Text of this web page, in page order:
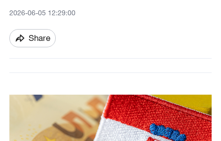
2026-06-05 12:29:00
Share